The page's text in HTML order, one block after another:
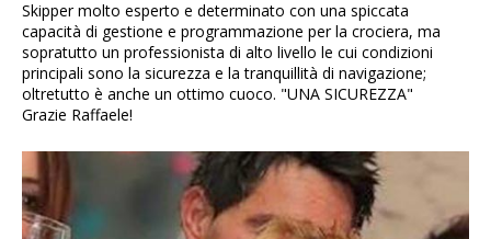
Skipper molto esperto e determinato con una spiccata
capacità di gestione e programmazione per la crociera, ma
sopratutto un professionista di alto livello le cui condizioni
principali sono la sicurezza e la tranquillità di navigazione;
oltretutto è anche un ottimo cuoco. "UNA SICUREZZA"
Grazie Raffaele!